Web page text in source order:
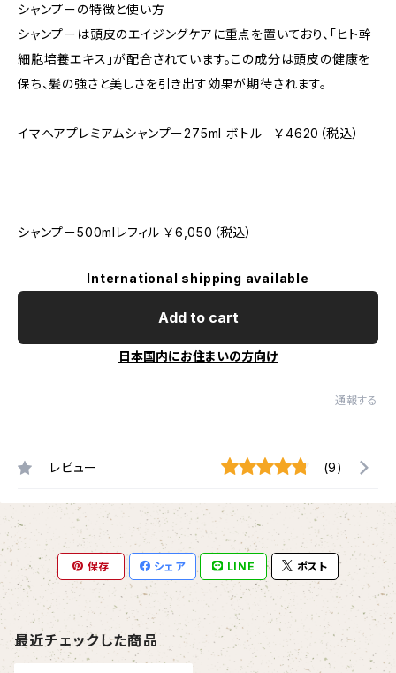
シャンプーの特徴と使い方
シャンプーは頭皮のエイジングケアに重点を置いており、「ヒト幹
細胞培養エキス」が配合されています。この成分は頭皮の健康を
保ち、髪の強さと美しさを引き出す効果が期待されます。
イマヘアプレミアムシャンプー275ml ボトル ￥4620（税込）
シャンプー500mlレフィル ￥6,050（税込）
International shipping available
Add to cart
日本国内にお住まいの方向け
通報する
レビュー (9)
保存 シェア LINE ポスト
最近チェックした商品